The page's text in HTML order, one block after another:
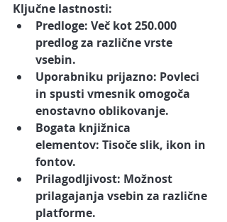
Ključne lastnosti:
Predloge: Več kot 250.000
predlog za različne vrste
vsebin.
Uporabniku prijazno: Povleci
in spusti vmesnik omogoča
enostavno oblikovanje.
Bogata knjižnica
elementov: Tisoče slik, ikon in
fontov.
Prilagodljivost: Možnost
prilagajanja vsebin za različne
platforme.